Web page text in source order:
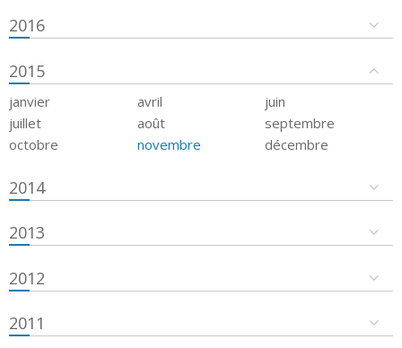
2016
2015
janvier avril
juin
juillet
août
septembre
octobre
novembre décembre
2014
2013
2012
2011